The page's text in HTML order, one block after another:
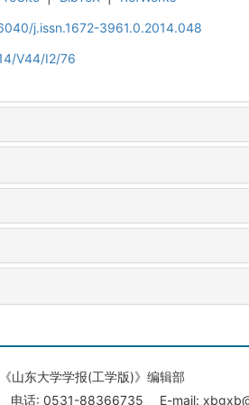
j.issn.1672-3961.0.2014.048
V44/I2/76
山东大学学报(工学版)》编辑部
电话: 0531-88366735 E-mail: